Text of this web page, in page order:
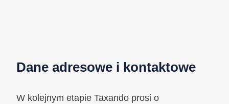
Dane adresowe i kontaktowe
W kolejnym etapie Taxando prosi o